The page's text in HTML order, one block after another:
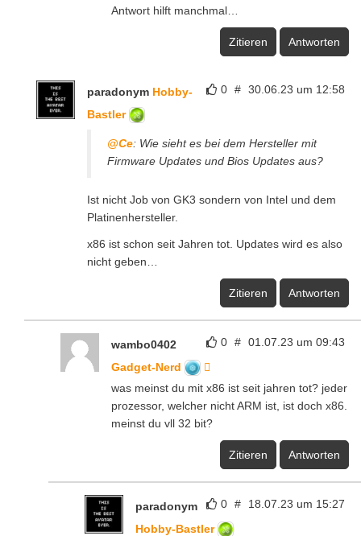
Antwort hilft manchmal…
Zitieren Antworten
0 # 30.06.23 um 12:58
paradonym Hobby-
Bastler
@Ce: Wie sieht es bei dem Hersteller mit
Firmware Updates und Bios Updates aus?
Ist nicht Job von GK3 sondern von Intel und dem
Platinenhersteller.
x86 ist schon seit Jahren tot. Updates wird es also
nicht geben…
Zitieren Antworten
0 # 01.07.23 um 09:43
wambo0402
Gadget-Nerd
was meinst du mit x86 ist seit jahren tot? jeder
prozessor, welcher nicht ARM ist, ist doch x86.
meinst du vll 32 bit?
Zitieren Antworten
0 # 18.07.23 um 15:27
paradonym
Hobby-Bastler